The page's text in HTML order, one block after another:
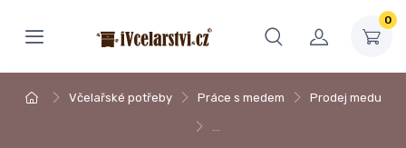
0
Včelařské potřeby Práce s medem Prodej medu
…